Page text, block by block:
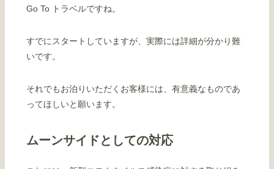
Go To トラベルですね。
すでにスタートしていますが、実際には詳細が分かり難
いです。
それでもお泊りいただくお客様には、有意義なものであ
ってほしいと願います。
ムーンサイドとしての対応